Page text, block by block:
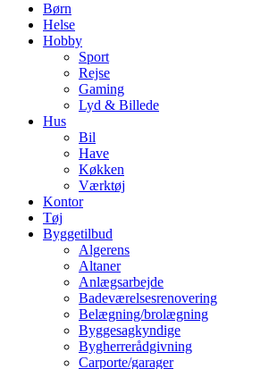
Børn
Helse
Hobby
Sport
Rejse
Gaming
Lyd & Billede
Hus
Bil
Have
Køkken
Værktøj
Kontor
Tøj
Byggetilbud
Algerens
Altaner
Anlægsarbejde
Badeværelsesrenovering
Belægning/brolægning
Byggesagkyndige
Bygherrerådgivning
Carporte/garager